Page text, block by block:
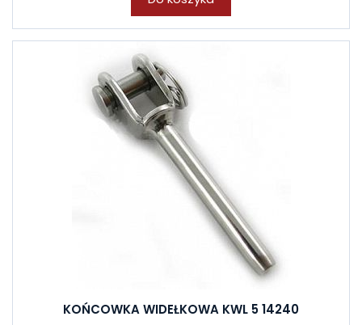
KOŃCOWKA WIDEŁKOWA KWL 5 14240